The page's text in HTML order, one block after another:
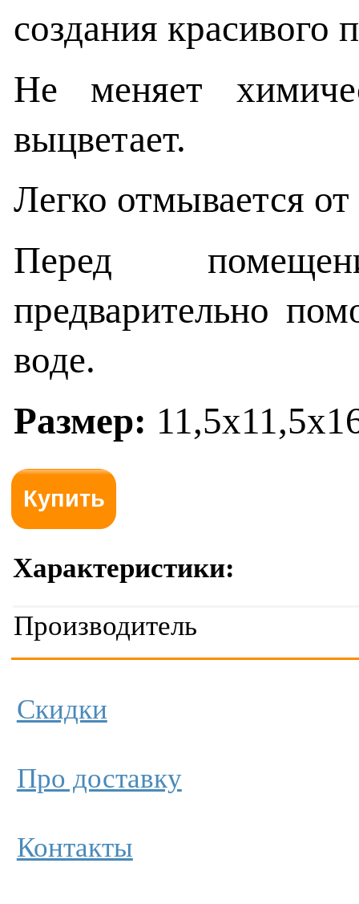
создания красивого
Не меняет
выцветает.
Легко отмывается
Перед
предварительно
воде.
Размер:
Характеристики:
Производитель
Скидки
Про доставку
Контакты